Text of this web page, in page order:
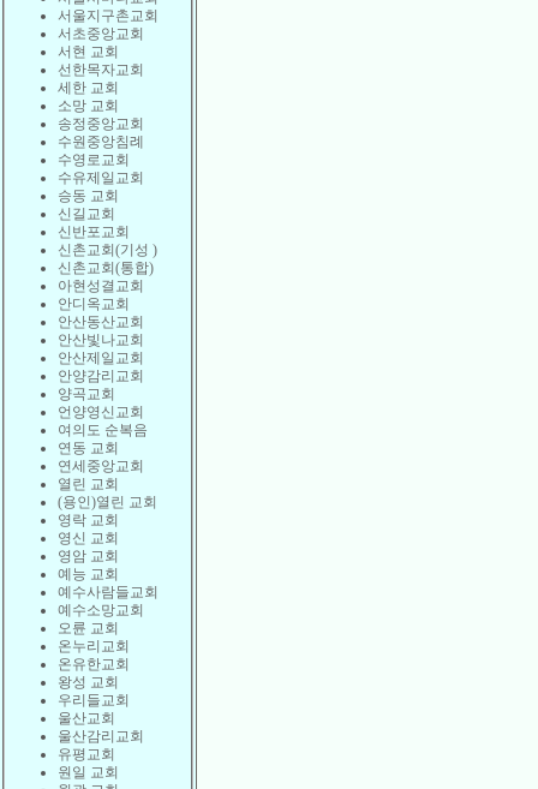
서울지구촌교회
서초중앙교회
서현 교회
선한목자교회
세한 교회
소망 교회
송정중앙교회
수원중앙침례
수영로교회
수유제일교회
승동 교회
신길교회
신반포교회
신촌교회(기성 )
신촌교회(통합)
아현성결교회
안디옥교회
안산동산교회
안산빛나교회
안산제일교회
안양감리교회
양곡교회
언양영신교회
여의도 순복음
연동 교회
연세중앙교회
열린 교회
(용인)열린 교회
영락 교회
영신 교회
영암 교회
예능 교회
예수사람들교회
예수소망교회
오륜 교회
온누리교회
온유한교회
왕성 교회
우리들교회
울산교회
울산감리교회
유평교회
원일 교회